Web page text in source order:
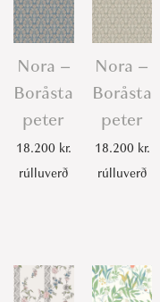
Nora –
Boråsta
peter
18.200 kr.
rúlluverð
Nora –
Boråsta
peter
18.200 kr.
rúlluverð